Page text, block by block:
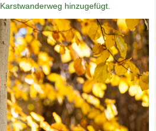
Karstwanderweg hinzugefügt.